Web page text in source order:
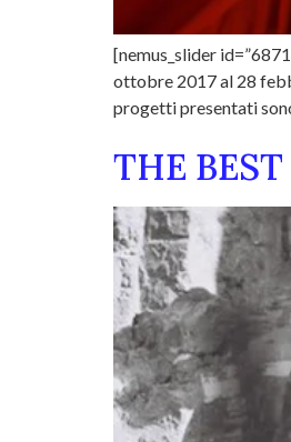
[nemus_slider
ottobre 2017 al 28
progetti presentati
THE